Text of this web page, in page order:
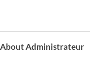
About Administrateur